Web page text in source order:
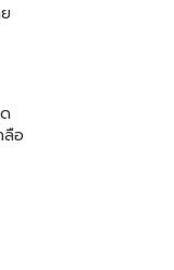
. เคานต์ดาวน์ ไล่...
ลือ